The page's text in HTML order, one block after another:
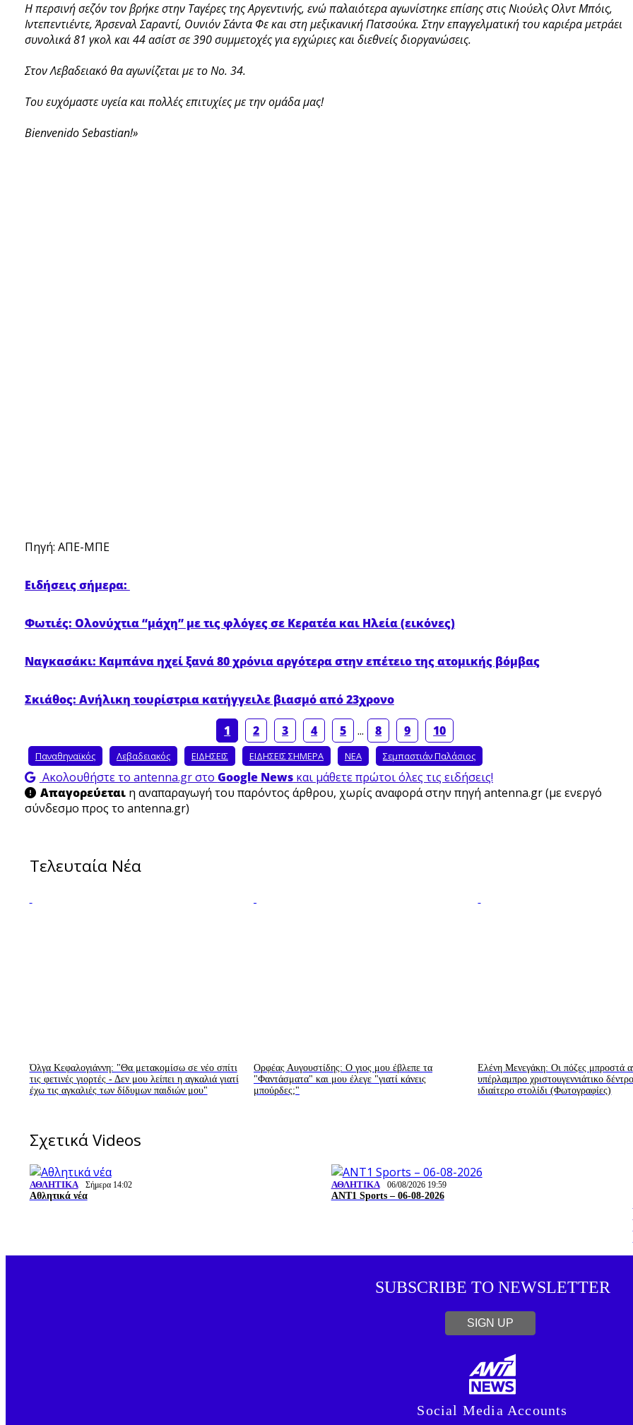
Η περσινή σεζόν τον βρήκε στην Ταγέρες της Αργεντινής, ενώ παλαιότερα αγωνίστηκε επίσης στις Νιούελς Ολντ Μπόις,
Ιντεπεντιέντε, Άρσεναλ Σαραντί, Ουνιόν Σάντα Φε και στη μεξικανική Πατσούκα. Στην επαγγελματική του καριέρα μετράει
συνολικά 81 γκολ και 44 ασίστ σε 390 συμμετοχές για εγχώριες και διεθνείς διοργανώσεις.
Στον Λεβαδειακό θα αγωνίζεται με το No. 34.
Του ευχόμαστε υγεία και πολλές επιτυχίες με την ομάδα μας!
Bienvenido Sebastian!»
Πηγή: ΑΠΕ-ΜΠΕ
Ειδήσεις σήμερα:
Φωτιές: Ολονύχτια “μάχη” με τις φλόγες σε Κερατέα και Ηλεία (εικόνες)
Ναγκασάκι: Καμπάνα ηχεί ξανά 80 χρόνια αργότερα στην επέτειο της ατομικής βόμβας
Σκιάθος: Ανήλικη τουρίστρια κατήγγειλε βιασμό από 23χρονο
1
2 3 4 5 ... 8 9 10
Παναθηναϊκός Λεβαδειακός ΕΙΔΗΣΕΙΣ ΕΙΔΗΣΕΙΣ ΣΗΜΕΡΑ ΝΕΑ Σεμπαστιάν Παλάσιος
Ακολουθήστε το antenna.gr στο Google Newsκαι μάθετε πρώτοι όλες τις ειδήσεις!
Απαγορεύεταιη αναπαραγωγή του παρόντος άρθρου, χωρίς αναφορά στην πηγή antenna.gr (με ενεργό
σύνδεσμο προς το antenna.gr)
Τελευταία Νέα
Όλγα Κεφαλογιάννη: "Θα μετακομίσω σε νέο σπίτι
τις φετινές γιορτές - Δεν μου λείπει η αγκαλιά γιατί
έχω τις αγκαλιές των δίδυμων παιδιών μου"
Ορφέας Αυγουστίδης: Ο γιος μου έβλεπε τα
"Φαντάσματα" και μου έλεγε "γιατί κάνεις
μπούρδες;"
Ελένη Μενεγάκη: Οι πόζες μπροστά
υπέρλαμπρο χριστουγεννιάτικο
ιδιαίτερο στολίδι (Φωτογραφίες)
Σχετικά Videos
ΑΘΛΗΤΙΚΑ Σήμερα 14:02
Αθλητικά νέα
ΑΘΛΗΤΙΚΑ 06/08/2026 19:59
ΑΝΤ1 Sports – 06-08-2026
SUBSCRIBE TO NEWSLETTER
SIGN UP
Social Media Accounts